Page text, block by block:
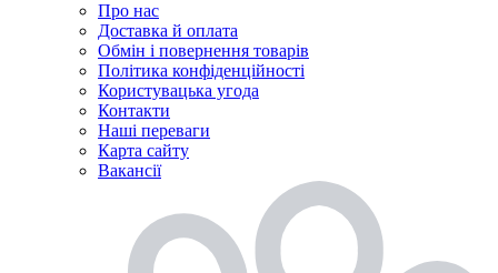
Про нас
Доставка й оплата
Обмін і повернення товарів
Політика конфіденційності
Користувацька угода
Контакти
Наші переваги
Карта сайту
Вакансії